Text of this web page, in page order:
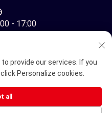
- 17:00
Automation Technology Co.,
-
provide our services. If you
Personalize cookies.
all